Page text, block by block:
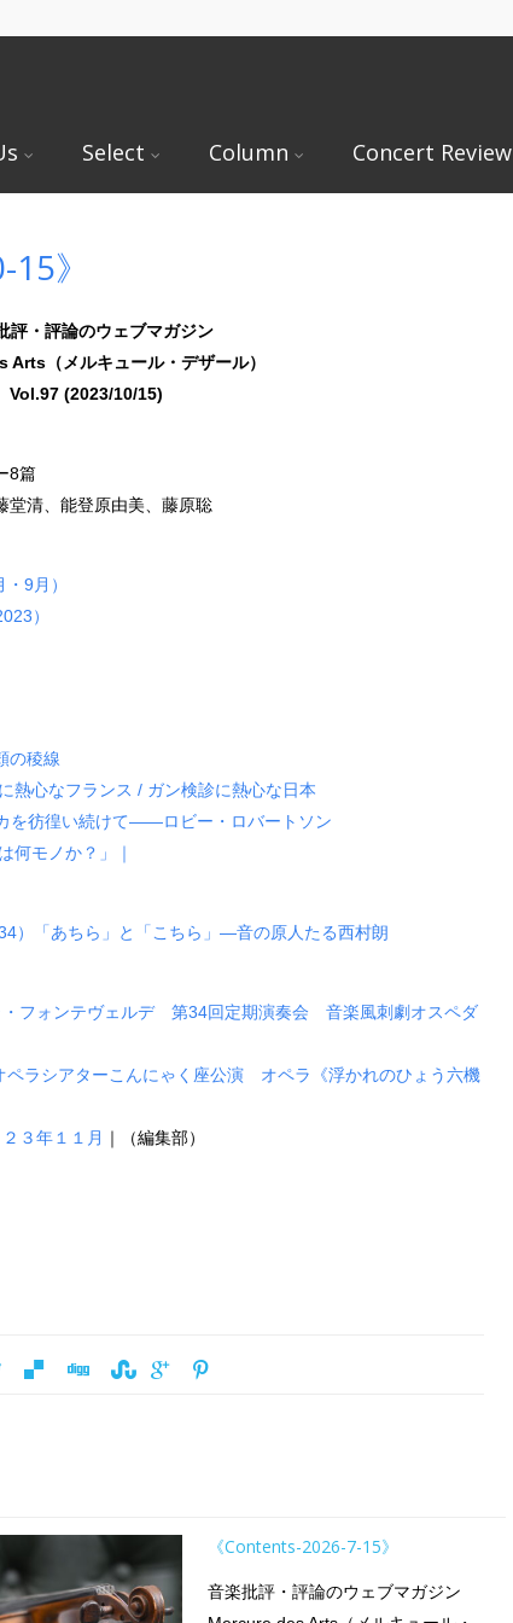
Select Column Concert Review
》
評・評論のウェブマガジン
Arts（メルキュール・デザール）
Vol.97 (2023/10/15)
8篇
堂清、能登原由美、藤原聡
9月）
）
の稜線
熱心なフランス / ガン検診に熱心な日本
を彷徨い続けて――ロビー・ロバートソン
何モノか？」｜
）「あちら」と「こちら」―音の原人たる西村朗
・フォンテヴェルデ 第34回定期演奏会 音楽風刺劇オスペダ
ペラシアターこんにゃく座公演 オペラ《浮かれのひょう六機
２３年１１月 ｜（編集部）
《Contents-2026-7-15》
音楽批評・評論のウェブマガジン